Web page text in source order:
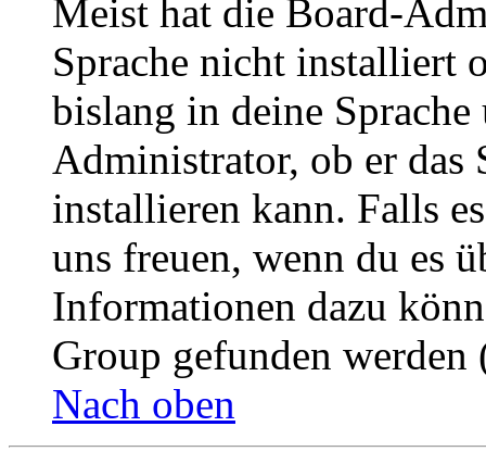
Meist hat die Board-
Sprache nicht installiert
bislang in deine
Administrator, ob er das
installieren kann. Falls
uns freuen, wenn du es
Informationen dazu
Group gefunden
Nach oben